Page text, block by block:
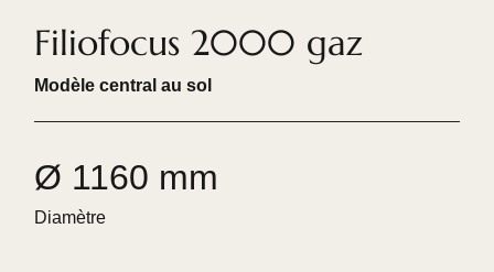
Filiofocus 2000 gaz
Modèle central au sol
Ø 1160 mm
Diamètre